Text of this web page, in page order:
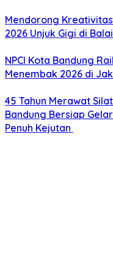
Mendorong
2026 Unjuk Gigi di
NPCI Kota Bandung
Menembak 2026 di
45 Tahun Merawat
Bandung Bersiap
Penuh Kejutan